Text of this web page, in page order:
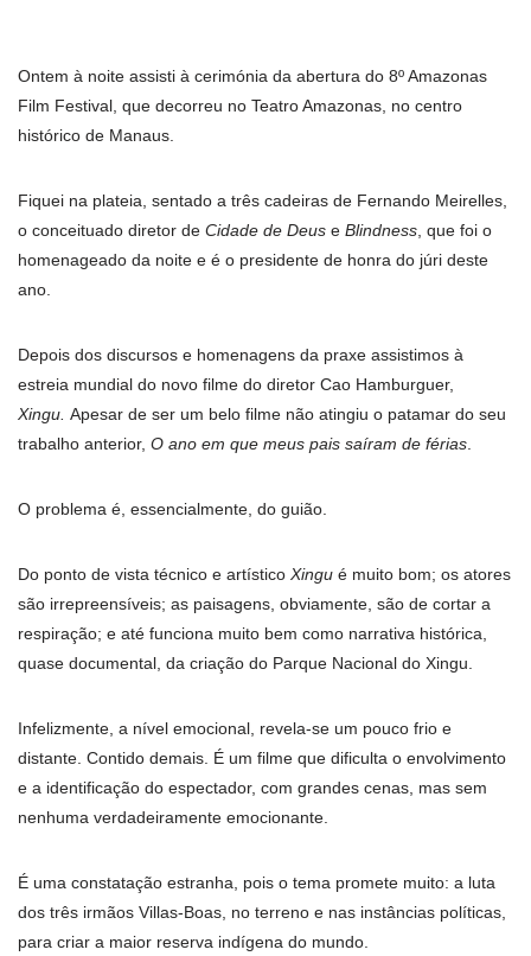
Ontem à noite assisti à cerimónia da abertura do 8º Amazonas
Film Festival, que decorreu no Teatro Amazonas, no centro
histórico de Manaus.
Fiquei na plateia, sentado a três cadeiras de Fernando Meirelles,
o conceituado diretor de Cidade de Deus e Blindness , que foi o
homenageado da noite e é o presidente de honra do júri deste
ano.
Depois dos discursos e homenagens da praxe assistimos à
estreia mundial do novo filme do diretor Cao Hamburguer,
Xingu. Apesar de ser um belo filme não atingiu o patamar do seu
trabalho anterior, O ano em que meus pais saíram de férias
O problema é, essencialmente, do guião.
Do ponto de vista técnico e artístico Xingu é muito bom; os atores
são irrepreensíveis; as paisagens, obviamente, são de cortar a
respiração; e até funciona muito bem como narrativa histórica,
quase documental, da criação do Parque Nacional do Xingu.
Infelizmente, a nível emocional, revela-se um pouco frio e
distante. Contido demais. É um filme que dificulta o envolvimento
e a identificação do espectador, com grandes cenas, mas sem
nenhuma verdadeiramente emocionante.
É uma constatação estranha, pois o tema promete muito: a luta
dos três irmãos Villas-Boas, no terreno e nas instâncias políticas,
para criar a maior reserva indígena do mundo.